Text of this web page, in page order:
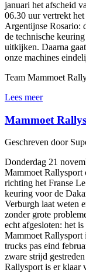
januari het afscheid
06.30 uur vertrekt
Argentijnse Rosario:
de technische
uitkijken. Daarna
onze machines
Team Mammoet
Lees meer
Mammoet
Geschreven door
Donderdag 21
Mammoet Rallysport
richting het Franse
keuring voor de
Verburgh laat weten
zonder grote
echt afgesloten: het
Mammoet Rallysport
trucks pas eind
zware strijd
Rallysport is er klaar